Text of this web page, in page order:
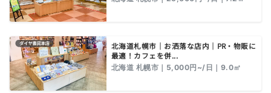
北海道札幌市｜お洒落な店内｜PR・物販に
最適！カフェを併...
北海道 札幌市｜5,000円~/日｜9.0㎡